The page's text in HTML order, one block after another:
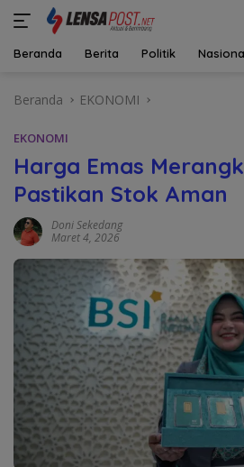
Beranda Berita Politik
Beranda EKONOMI
EKONOMI
Harga Emas
Pastikan Stok Aman
Doni Sekedang
Maret 4, 2026